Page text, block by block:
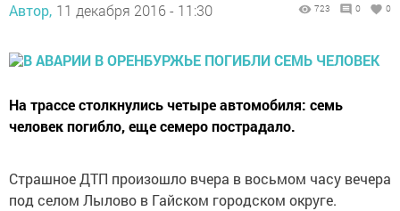
Автор, 11 декабря 2016 - 11:30 723 0 0
На трассе столкнулись четыре автомобиля: семь
человек погибло, еще семеро пострадало.
Страшное ДТП произошло вчера в восьмом часу вечера
под селом Лылово в Гайском городском округе.